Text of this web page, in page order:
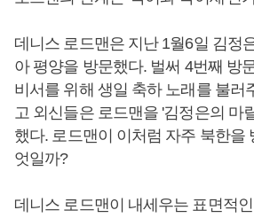
데니스 로드맨은 지난 1월6일 김정
아 평양을 방문했다. 벌써 4번째 방
비서를 위해 생일 축하 노래를 불러
고 외신들은 로드맨을 '김정은의 마
했다. 로드맨이 이처럼 자주 북한을
엇일까?
데니스 로드맨이 내세우는 표면적